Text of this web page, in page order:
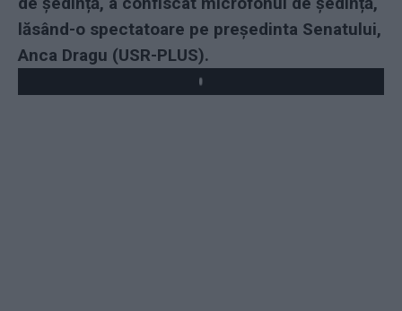
lăsând-o spectatoare pe președinta Senatului,
Anca Dragu (USR-PLUS).
Play